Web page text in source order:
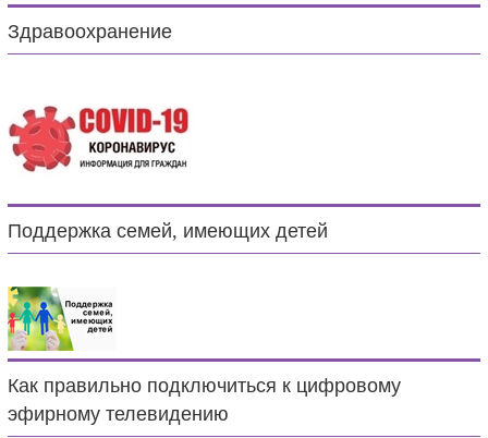
Здравоохранение
Поддержка семей, имеющих детей
Как правильно подключиться к цифровому
эфирному телевидению